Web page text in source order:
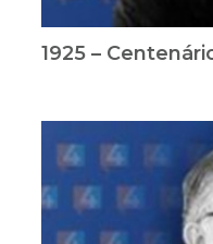
1925 –